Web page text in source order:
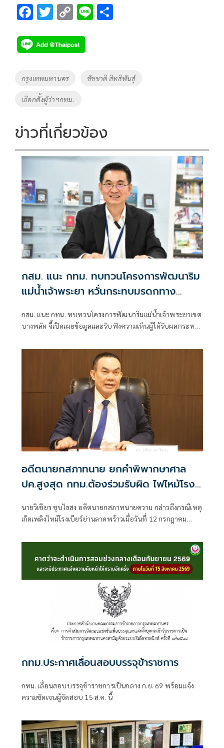
F
e
b
o
o
k
T
tt
er
C
p
y
k
Li
Tags
กรุงเทพมหานคร ชัชชาติ สิทธิพันธุ์
เลือกตั้งผู้ว่าฯกทม.
ข่าวที่เกี่ยวข้อง
กสม. แนะ กทม. ทบทวนโครงการพัฒนาริม
แม่น้ำเจ้าพระยา หวั่นกระทบมรดกทาง
กสม. แนะ กทม. ทบทวนโครงการพัฒนาริมแม่น้ำเจ้าพระยาเขต
บางพลัด จี้เปิดเผยข้อมูลและรับฟังความเห็นผู้ได้รับผลกระทบ
มรดกทางวัฒนธรรม
อดีตนายกสภาทนาย ยกคำพิพากษาศาล
ปค.สูงสุด กทม.ต้องร่วมรับผิด ไฟไหม้โรง
นายวิเชียร ชุบไธสง อดีตนายกสภาทนายความ กล่าวถึงกรณีเหตุ
เกิดเพลิงไหม้โรงเบียร์ย่านลาดพร้าวเมื่อวันที่ 12 กรกฎาคม
เกิดเพลิงไหม้ครั้งนี้ไม่ใช่โศกนาฏกรรมที่สลดสยองครั้งแรกของ
ประเทศไทย แต่เคยเกิดมีขึ้นมาแล้วจากกรณีเพลิงไหม้พับดัง
ย่านสุขุมวิท และหากหน่วยงานที่เกี่ยวข้องยังขาดมาตรการ
กทม.ประกาศเลื่อนสอบบรรจุข้าราชการ
กทม. เลื่อนสอบบรรจุข้าราชการเป็นกลาง ก.ย. 69 พร้อมแจ้ง
ความชัดเจนผู้จัดสอบ 15 ส.ค. นี้